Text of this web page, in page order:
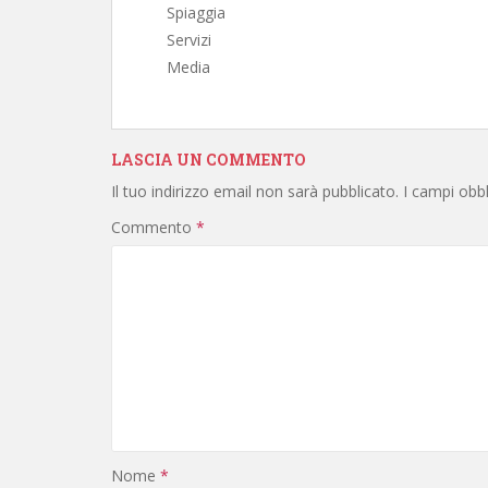
Spiaggia
Servizi
Media
LASCIA UN COMMENTO
Il tuo indirizzo email non sarà pubblicato. I campi
Commento *
Nome *